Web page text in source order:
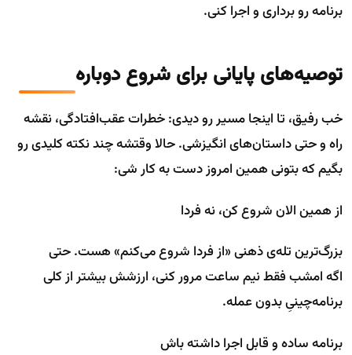
برنامه رو برداری و اجرا کنی.
توصیه‌های پایانی برای شروع دوباره
خب رفیق، تا اینجا مسیر رو دیدی: خطرات عقب‌افتادگی، نقشه
راه و حتی داستان‌های انگیزشی. حالا وقتشه چند نکته کلیدی رو
بگیم که بتونی همین امروز دست به کار شی:
از همین الان شروع کن، نه فردا
بزرگ‌ترین تله‌ی ذهنی «از فردا شروع می‌کنم» هست. حتی
اگه امشب فقط نیم ساعت مرور کنی، ارزشش بیشتر از کلی
برنامه‌چینیِ بدون عمله.
برنامه ساده و قابل اجرا داشته باش